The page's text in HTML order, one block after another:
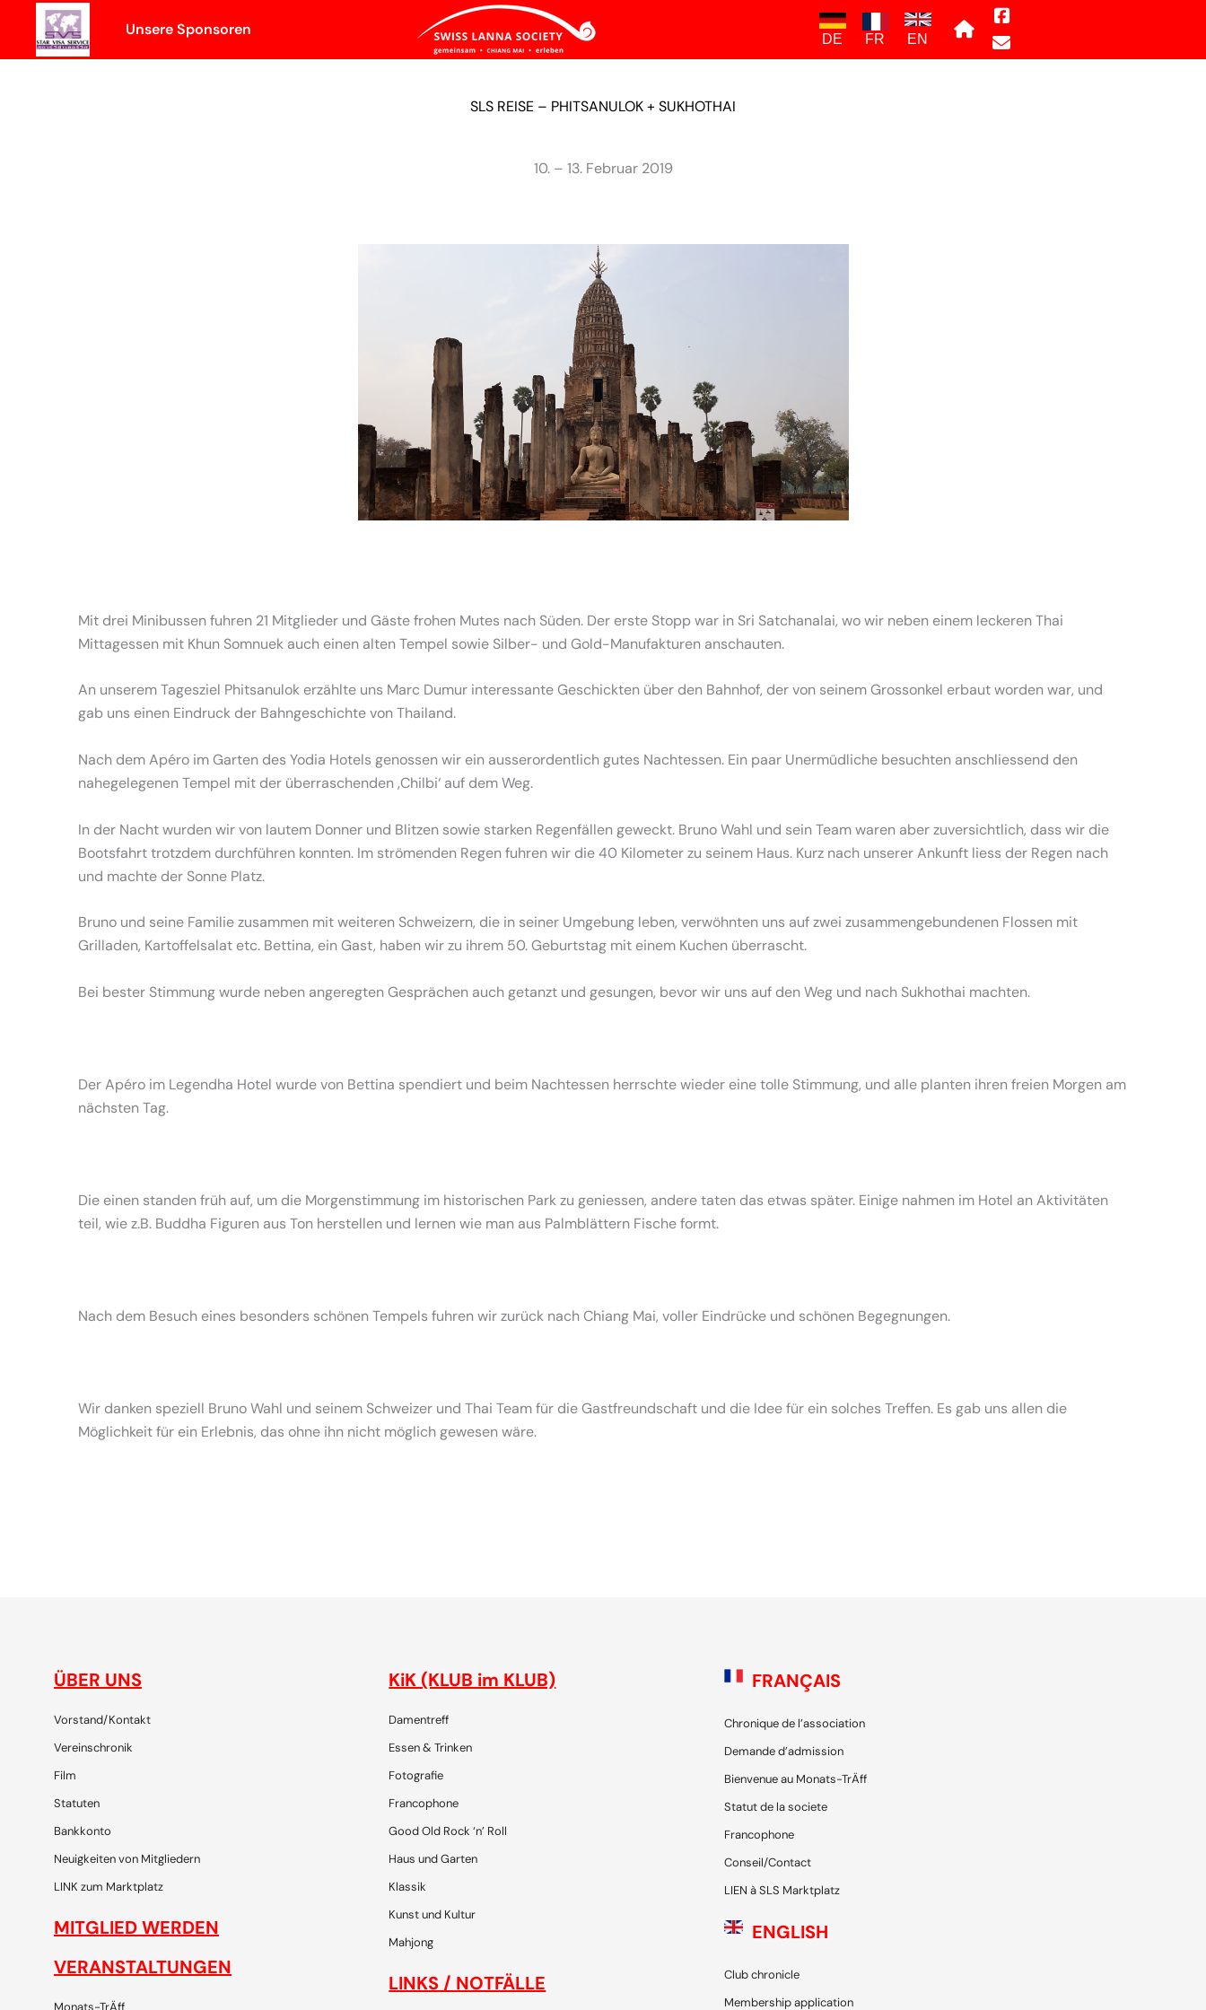
content
Unsere Sponsoren
DE FR EN
SLS REISE – PHITSANULOK + SUKHOTHAI
10. – 13. Februar 2019
Mit drei Minibussen fuhren 21 Mitglieder und Gäste frohen Mutes nach Süden. Der erste Stopp war in Sri Satchanalai, wo wir neben einem leckeren Thai
Mittagessen mit Khun Somnuek auch einen alten Tempel sowie Silber- und Gold-Manufakturen anschauten.
An unserem Tagesziel Phitsanulok erzählte uns Marc Dumur interessante Geschickten über den Bahnhof, der von seinem Grossonkel erbaut worden war, und
gab uns einen Eindruck der Bahngeschichte von Thailand.
Nach dem Apéro im Garten des Yodia Hotels genossen wir ein ausserordentlich gutes Nachtessen. Ein paar Unermüdliche besuchten anschliessend den
nahegelegenen Tempel mit der überraschenden ‚Chilbi‘ auf dem Weg.
In der Nacht wurden wir von lautem Donner und Blitzen sowie starken Regenfällen geweckt. Bruno Wahl und sein Team waren aber zuversichtlich, dass wir die
Bootsfahrt trotzdem durchführen konnten. Im strömenden Regen fuhren wir die 40 Kilometer zu seinem Haus. Kurz nach unserer Ankunft liess der Regen nach
und machte der Sonne Platz.
Bruno und seine Familie zusammen mit weiteren Schweizern, die in seiner Umgebung leben, verwöhnten uns auf zwei zusammengebundenen Flossen mit
Grilladen, Kartoffelsalat etc. Bettina, ein Gast, haben wir zu ihrem 50. Geburtstag mit einem Kuchen überrascht.
Bei bester Stimmung wurde neben angeregten Gesprächen auch getanzt und gesungen, bevor wir uns auf den Weg und nach Sukhothai machten.
Der Apéro im Legendha Hotel wurde von Bettina spendiert und beim Nachtessen herrschte wieder eine tolle Stimmung, und alle planten ihren freien Morgen am
nächsten Tag.
Die einen standen früh auf, um die Morgenstimmung im historischen Park zu geniessen, andere taten das etwas später. Einige nahmen im Hotel an Aktivitäten
teil, wie z.B. Buddha Figuren aus Ton herstellen und lernen wie man aus Palmblättern Fische formt.
Nach dem Besuch eines besonders schönen Tempels fuhren wir zurück nach Chiang Mai, voller Eindrücke und schönen Begegnungen.
Wir danken speziell Bruno Wahl und seinem Schweizer und Thai Team für die Gastfreundschaft und die Idee für ein solches Treffen. Es gab uns allen die
Möglichkeit für ein Erlebnis, das ohne ihn nicht möglich gewesen wäre.
ÜBER UNS
Vorstand/Kontakt
Vereinschronik
Film
Statuten
Bankkonto
Neuigkeiten von Mitgliedern
LINK zum Marktplatz
MITGLIED WERDEN
VERANSTALTUNGEN
KiK (KLUB im KLUB)
Damentreff
Essen & Trinken
Fotografie
Francophone
Good Old Rock ‘n’ Roll
Haus und Garten
Klassik
Kunst und Kultur
Mahjong
LINKS / NOTFÄLLE
FRANÇAIS
Chronique de l’association
Demande d’admission
Bienvenue au Monats-TrÄff
Statut de la societe
Francophone
Conseil/Contact
LIEN à SLS Marktplatz
ENGLISH
Club chronicle
Membership application